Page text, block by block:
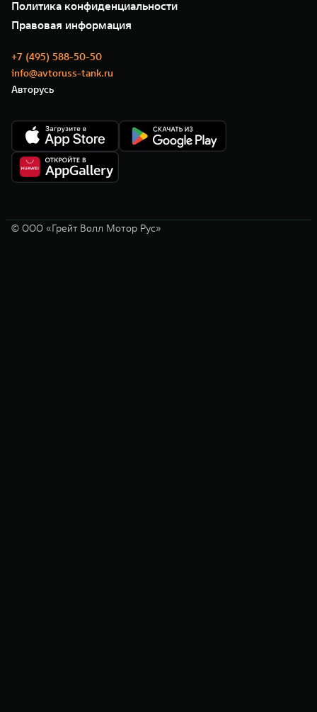
Нулевое ТО
Моторные масла
GWM ТЕХ ДЕНЬ
Новости
Политика конфиденциальности
Правовая информация
+7 (495) 588-50-50
info@avtoruss-tank.ru
Авторусь
© ООО «Грейт Волл Мотор Рус»